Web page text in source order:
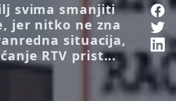
svima smanjiti
jer nitko ne zna
situacija,
RTV prist...